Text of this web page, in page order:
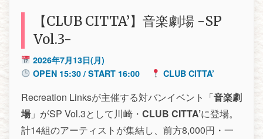
【CLUB CITTA’】音楽劇場 -SP
Vol.3-
2026年7月13日(月)
OPEN 15:30 / START 16:00
CLUB CITTA’
Recreation Linksが主催する対バンイベント「音楽劇
場」がSP Vol.3として川崎・ CLUB CITTA’に登場。
計14組のアーティストが集結し、前方8,000円・一